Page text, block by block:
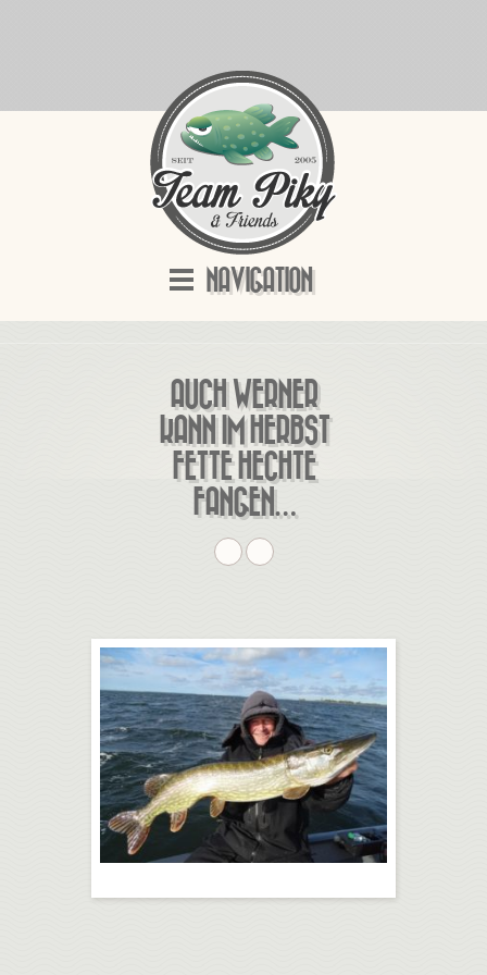
NAVIGATION
AUCH WERNER
KANN IM HERBST
FETTE HECHTE
FANGEN…